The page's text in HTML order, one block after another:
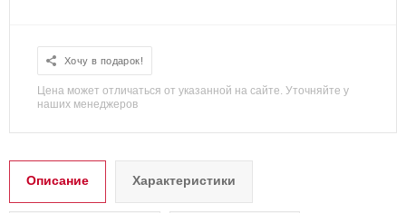
Хочу в подарок!
Цена может отличаться от указанной на сайте. Уточняйте у
наших менеджеров
Описание Характеристики